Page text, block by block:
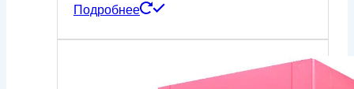
Подробнее